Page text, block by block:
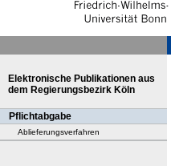
Elektronische Publikationen aus
dem Regierungsbezirk Köln
Pflichtabgabe
Ablieferungsverfahren